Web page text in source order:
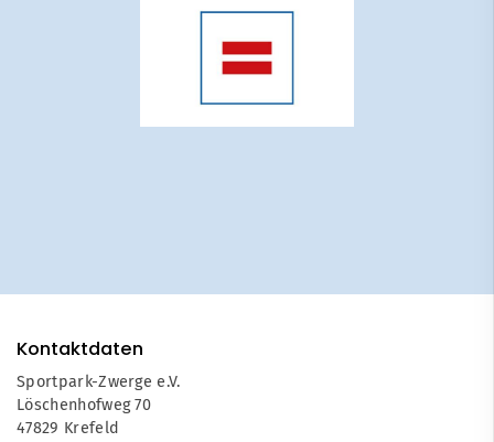
Kontaktdaten
Sportpark-Zwerge e.V.
Löschenhofweg 70
47829 Krefeld